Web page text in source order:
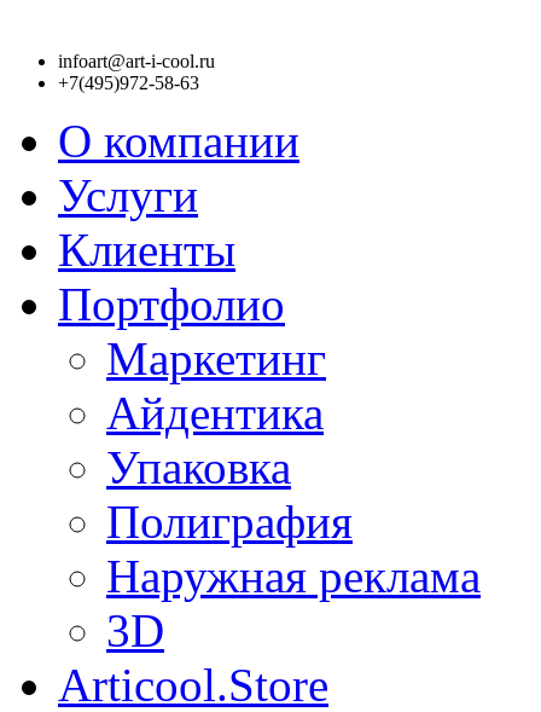
infoart@art-i-cool.ru
+7(495)972-58-63
О компании
Услуги
Клиенты
Портфолио
Маркетинг
Айдентика
Упаковка
Полиграфия
Наружная реклама
3D
Articool.Store